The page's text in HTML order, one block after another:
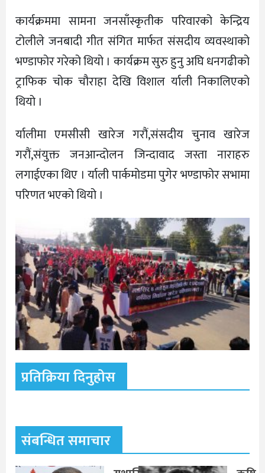
कार्यक्रममा सामना जनसाँस्कृतीक परिवारको केन्द्रिय
टोलीले जनबादी गीत संगित मार्फत संसदीय व्यवस्थाको
भण्डाफोर गरेको थियो । कार्यक्रम सुरु हुनु अघि धनगढीको
ट्राफिक चोक चौराहा देखि विशाल र्याली निकालिएको
थियो ।
र्यालीमा एमसीसी खारेज गरौं,संसदीय चुनाव खारेज
गरौं,संयुक्त जनआन्दोलन जिन्दावाद जस्ता नाराहरु
लगाईएका थिए । र्याली पार्कमोडमा पुगेर भण्डाफोर सभामा
परिणत भएको थियो ।
प्रतिक्रिया दिनुहोस
संबन्धित समाचार